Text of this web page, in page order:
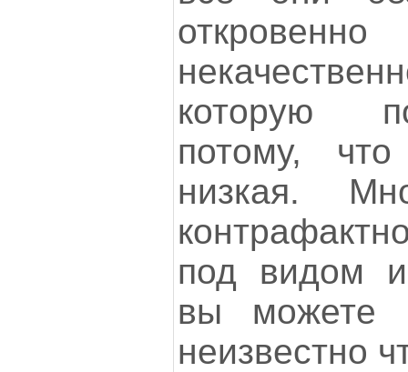
которую
потому,
низкая.
под видом
вы можете
неизвестно